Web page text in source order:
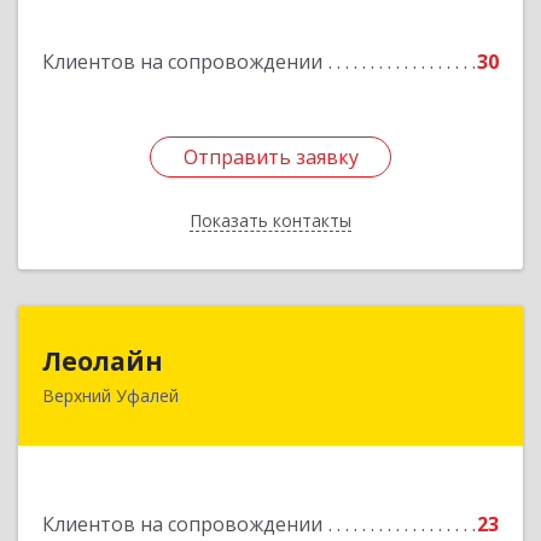
Клиентов на сопровождении 30
Отправить заявку
Показать контакты
Отправить заявку
Назад
Леолайн
Верхний Уфалей
Клиентов на сопровождении 23
456800, Челябинская обл, Верхний Уфалей г,